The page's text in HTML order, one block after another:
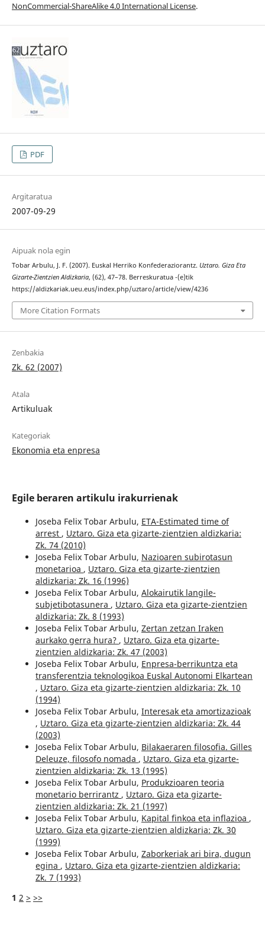
NonCommercial-ShareAlike 4.0 International License.
PDF
Argitaratua
2007-09-29
Aipuak nola egin
Tobar Arbulu, J. F. (2007). Euskal Herriko Konfederaziorantz. Uztaro. Giza Eta
Gizarte-Zientzien Aldizkaria, (62), 47–78. Berreskuratua -(e)tik
https://aldizkariak.ueu.eus/index.php/uztaro/article/view/4236
More Citation Formats
Zenbakia
Zk. 62 (2007)
Atala
Artikuluak
Kategoriak
Ekonomia eta enpresa
Egile beraren artikulu irakurrienak
Joseba Felix Tobar Arbulu, ETA-Estimated time of
arrest , Uztaro. Giza eta gizarte-zientzien aldizkaria:
Zk. 74 (2010)
Joseba Felix Tobar Arbulu, Nazioaren subirotasun
monetarioa , Uztaro. Giza eta gizarte-zientzien
aldizkaria: Zk. 16 (1996)
Joseba Felix Tobar Arbulu, Alokairutik langile-
subjetibotasunera , Uztaro. Giza eta gizarte-zientzien
aldizkaria: Zk. 8 (1993)
Joseba Felix Tobar Arbulu, Zertan zetzan Iraken
aurkako gerra hura? , Uztaro. Giza eta gizarte-
zientzien aldizkaria: Zk. 47 (2003)
Joseba Felix Tobar Arbulu, Enpresa-berrikuntza eta
transferentzia teknologikoa Euskal Autonomi Elkartean
, Uztaro. Giza eta gizarte-zientzien aldizkaria: Zk. 10
(1994)
Joseba Felix Tobar Arbulu, Interesak eta amortizazioak
, Uztaro. Giza eta gizarte-zientzien aldizkaria: Zk. 44
(2003)
Joseba Felix Tobar Arbulu, Bilakaeraren filosofia. Gilles
Deleuze, filosofo nomada , Uztaro. Giza eta gizarte-
zientzien aldizkaria: Zk. 13 (1995)
Joseba Felix Tobar Arbulu, Produkzioaren teoria
monetario berrirantz , Uztaro. Giza eta gizarte-
zientzien aldizkaria: Zk. 21 (1997)
Joseba Felix Tobar Arbulu, Kapital finkoa eta inflazioa ,
Uztaro. Giza eta gizarte-zientzien aldizkaria: Zk. 30
(1999)
Joseba Felix Tobar Arbulu, Zaborkeriak ari bira, dugun
egina , Uztaro. Giza eta gizarte-zientzien aldizkaria:
Zk. 7 (1993)
1 2 > >>